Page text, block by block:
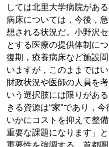
しては北里大学病院があ
病床については，今後，
想される状況だ。小野沢
とする医療の提供体制に
復期，療養病床など施設
いますが，このままでは
財政状況や医師の人員を
いう選択肢には限りがあ
きる資源は“家”であり，
いかにコストを抑えて整
重要な課題になります」
重要性を強調する。首都